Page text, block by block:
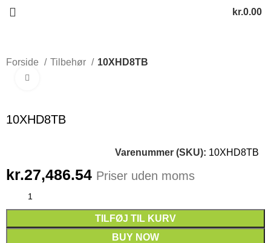
kr.0.00
Forside Tilbehør 10XHD8TB
10XHD8TB
Varenummer (SKU): 10XHD8TB
kr.27,486.54 Priser uden moms
TILFØJ TIL KURV
BUY NOW